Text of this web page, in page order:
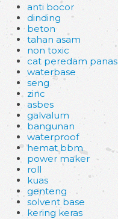
anti bocor
dinding
beton
tahan asam
non toxic
cat peredam panas
waterbase
seng
zinc
asbes
galvalum
bangunan
waterproof
hemat bbm
power maker
roll
kuas
genteng
solvent base
kering keras